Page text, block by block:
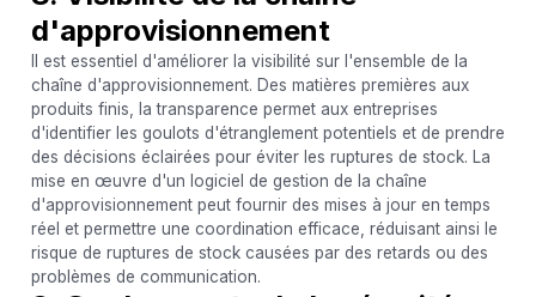
d'approvisionnement
Il est essentiel d'améliorer la visibilité sur l'ensemble de la
chaîne d'approvisionnement. Des matières premières aux
produits finis, la transparence permet aux entreprises
d'identifier les goulots d'étranglement potentiels et de prendre
des décisions éclairées pour éviter les ruptures de stock. La
mise en œuvre d'un logiciel de gestion de la chaîne
d'approvisionnement peut fournir des mises à jour en temps
réel et permettre une coordination efficace, réduisant ainsi le
risque de ruptures de stock causées par des retards ou des
problèmes de communication.